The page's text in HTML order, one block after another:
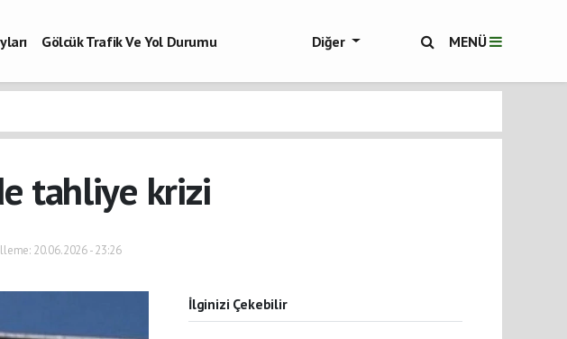
Gölcük Trafik Ve Yol Durumu
Diğer MENÜ
tahliye krizi
20.06.2026 - 23:26
İlginizi Çekebilir